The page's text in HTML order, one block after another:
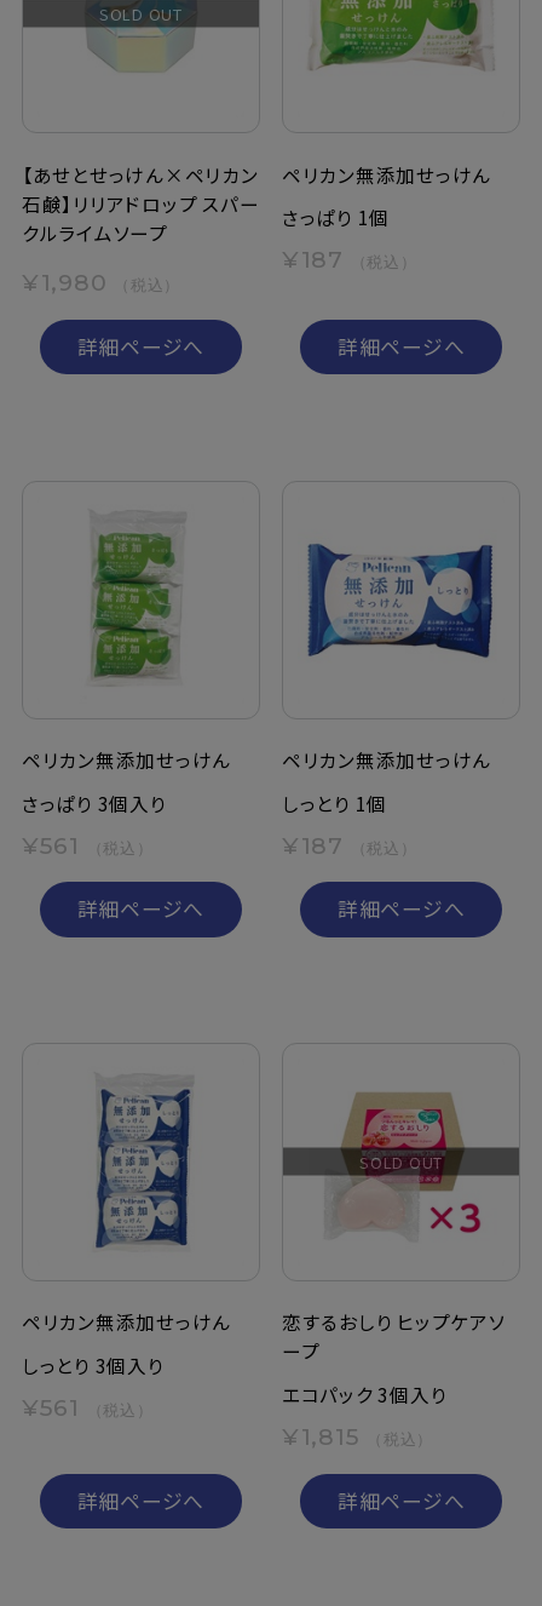
SOLD OUT
【あせとせっけん×ペリカン
石鹸】リリアドロップ スパー
クルライムソープ
¥1,980 （税込）
詳細ページへ
ペリカン無添加せっけん
さっぱり 1個
¥187 （税込）
詳細ページへ
ペリカン無添加せっけん
さっぱり 3個入り
¥561 （税込）
詳細ページへ
ペリカン無添加せっけん
しっとり 1個
¥187 （税込）
詳細ページへ
ペリカン無添加せっけん
しっとり 3個入り
¥561 （税込）
詳細ページへ
SOLD OUT
恋するおしり ヒップケアソ
ープ
エコパック 3個入り
¥1,815 （税込）
詳細ページへ